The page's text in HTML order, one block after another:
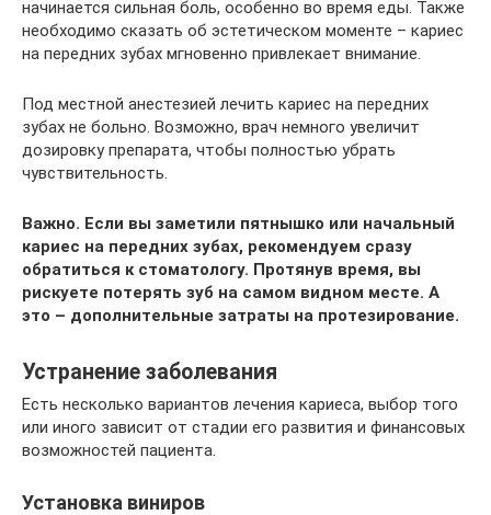
начинается сильная боль, особенно во время еды. Также
необходимо сказать об эстетическом моменте – кариес
на передних зубах мгновенно привлекает внимание.
Под местной анестезией лечить кариес на передних
зубах не больно. Возможно, врач немного увеличит
дозировку препарата, чтобы полностью убрать
чувствительность.
Важно. Если вы заметили пятнышко или начальный
кариес на передних зубах, рекомендуем сразу
обратиться к стоматологу. Протянув время, вы
рискуете потерять зуб на самом видном месте. А
это – дополнительные затраты на протезирование.
Устранение заболевания
Есть несколько вариантов лечения кариеса, выбор того
или иного зависит от стадии его развития и финансовых
возможностей пациента.
Установка виниров